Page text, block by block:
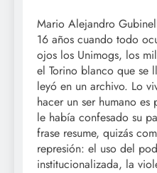
Mario Alejandro
16 años cuando todo
ojos los Unimogs, los
el Torino blanco que se
leyó en un archivo. Lo
hacer un ser humano
le había confesado su
frase resume, quizás
represión: el uso del
institucionalizada, la